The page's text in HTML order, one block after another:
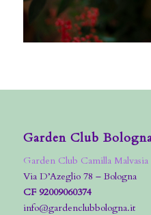
Garden Club
Garden Club Camilla Malvasia
Via D’Azeglio 78 – Bologna
CF 92009060374
info@gardenclubbologna.it